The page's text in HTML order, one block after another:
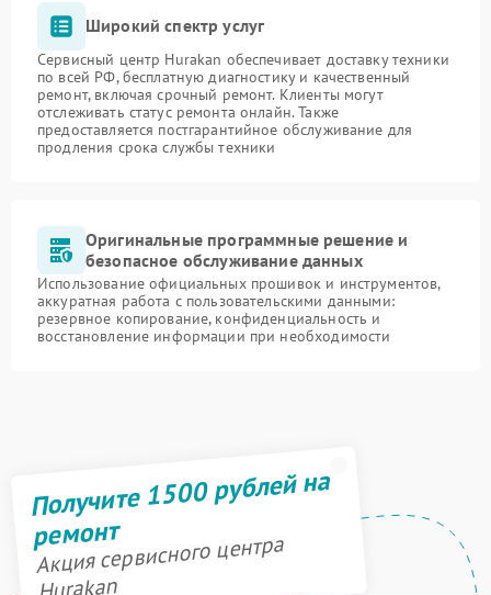
Широкий спектр услуг
Сервисный центр Hurakan обеспечивает доставку техники
по всей РФ, бесплатную диагностику и качественный
ремонт, включая срочный ремонт. Клиенты могут
отслеживать статус ремонта онлайн. Также
предоставляется постгарантийное обслуживание для
продления срока службы техники
Оригинальные программные решение и
безопасное обслуживание данных
Использование официальных прошивок и инструментов,
аккуратная работа с пользовательскими данными:
резервное копирование, конфиденциальность и
восстановление информации при необходимости
Получите 1500 рублей на
ремонт
Акция сервисного центра